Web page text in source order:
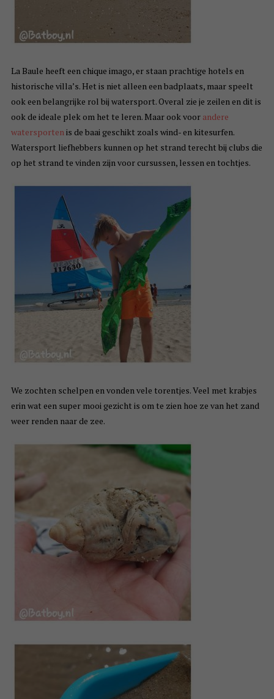
La Baule heeft een chique imago, er staan prachtige hotels en
historische villa’s. Het is niet alleen een badplaats, maar speelt
ook een belangrijke rol bij watersport. Overal zie je zeilen en dit is
ook de ideale plek om het te leren. Maar ook voor andere
watersportenis de baai geschikt zoals wind- en kitesurfen.
Watersport liefhebbers kunnen op het strand terecht bij clubs die
op het strand te vinden zijn voor cursussen, lessen en tochtjes.
We zochten schelpen en vonden vele torentjes. Veel met krabjes
erin wat een super mooi gezicht is om te zien hoe ze van het zand
weer renden naar de zee.